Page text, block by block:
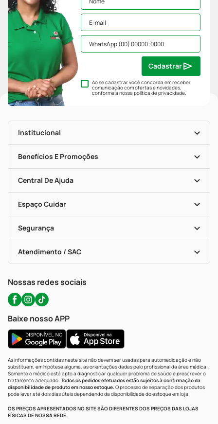
Ao se cadastrar você concorda em receber
comunicação com ofertas e novidades,
conforme a nossapolítica de privacidade.
Cadastrar
Institucional
Nossas Lojas
Mapa De Categorias
Blog Da PP
Seja Uma Loja Parceira
Benefícios E Promoções
Convênios
Programa Popular Do Brasil
Encarte De Ofertas
Dermaclub
Descontos De Laboratório (PBM)
Cupons E Ofertas
Central De Ajuda
Recompra Programada
Compras Com Receita
Alomed (tele-Entrega)
Formas De Pagamento
Troca E Devolução
Bulas De A A Z
Políticas De Marketplace
Espaço Cuidar
Serviços Farmacêuticos
Testes Rápidos
Autoteste Covid-19
Segurança
Portal Da Privacidade
Atendimento / SAC
Nossas redes sociais
Baixe nosso APP
As informações contidas neste site não devem ser usadas para automedicação e não
substituem, em hipótese alguma, as orientações dadas pelo profissional da área médica.
Somente o médico está apto a diagnosticar qualquer problema de saúde e prescrever o
tratamento adequado. Todos os pedidos efetuados estão sujeitos à confirmação da
disponibilidade de produto em nosso estoque.O processo de separação dos produtos
pode levar até dois dias úteis dependendo da disponibilidade do estoque em loja.
OS PREÇOS APRESENTADOS NO SITE SÃO DIFERENTES DOS PREÇOS DAS LOJAS
FÍSICAS DE NOSSA REDE.